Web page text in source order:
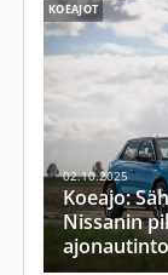
KOEAJOT
02.10.2025
Koeajo:
Nissanin
ajonautinto